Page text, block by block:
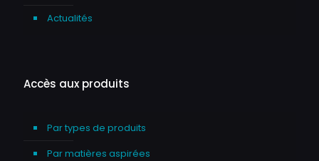
Actualités
Accès aux produits
Par types de produits
Par matières aspirées